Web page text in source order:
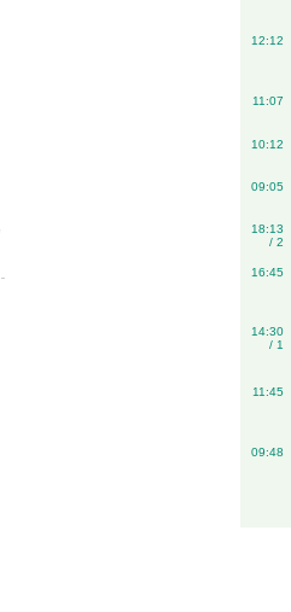
12:12
11:07
10:12
09:05
18:13
/ 2
16:45
14:30
/ 1
11:45
09:48